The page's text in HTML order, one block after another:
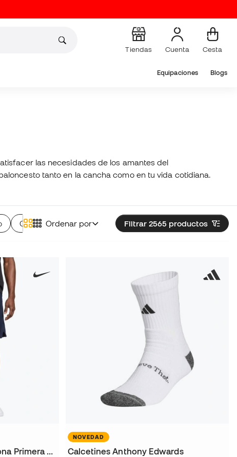
Tiendas Cuenta Cesta
Equipaciones Blogs
las necesidades de los amantes del
tanto en la cancha como en tu vida cotidiana.
Filtrar 2565 productos
Ordenar por
Calcetines de baloncesto Gorras de baloncesto
Pantalón corto Fc Barcelona Primera Equipación 2026-2027
NOVEDAD
Calcetines Anthony Edwards